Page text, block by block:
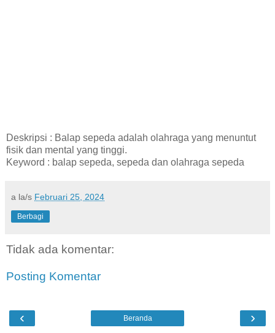
Deskripsi : Balap sepeda adalah olahraga yang menuntut
fisik dan mental yang tinggi.
Keyword : balap sepeda, sepeda dan olahraga sepeda
a la/s Februari 25, 2024
Berbagi
Tidak ada komentar:
Posting Komentar
‹ ›
Beranda